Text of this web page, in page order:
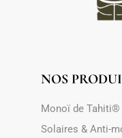
NOS
Monoï de Tahiti®
Solaires & Anti-